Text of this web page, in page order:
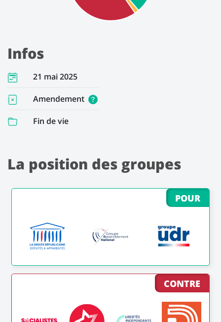
Infos
21 mai 2025
Amendement
Fin de vie
La position des groupes
POUR
CONTRE